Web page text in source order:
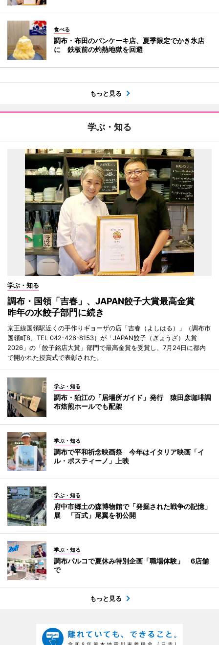
食べる
調布・布田のパンケーキ店、夏季限定でかき氷店
に 鉄板前の灼熱地獄を回避
もっと見る
学ぶ・知る
学ぶ・知る
調布・国領「吉春」、JAPAN餃子大賞最高金賞
昨年の水餃子部門に続き
京王線国領駅近くの手作りギョーザの店「吉春（よしはる）」（調布市
国領町8、TEL 042-426-8153）が「JAPAN餃子（ぎょうざ）大賞
2026」の「餃子銘店大賞」部門で最高金賞を受賞し、7月24日に都内
で開かれた授賞式で表彰された。
学ぶ・知る
調布・狛江の「居場所ガイド」発行 猿田彦珈琲調
布焙煎ホールでも配架
学ぶ・知る
調布で平和祈念映画祭 今年はイタリア映画「イ
ル・ポスティーノ」上映
学ぶ・知る
府中市郷土の森博物館で「発掘された戦争の記憶」
展 「百式」尾翼を初公開
学ぶ・知る
調布パルコで夏休み特別企画「職場体験」 6店舗
で
もっと見る